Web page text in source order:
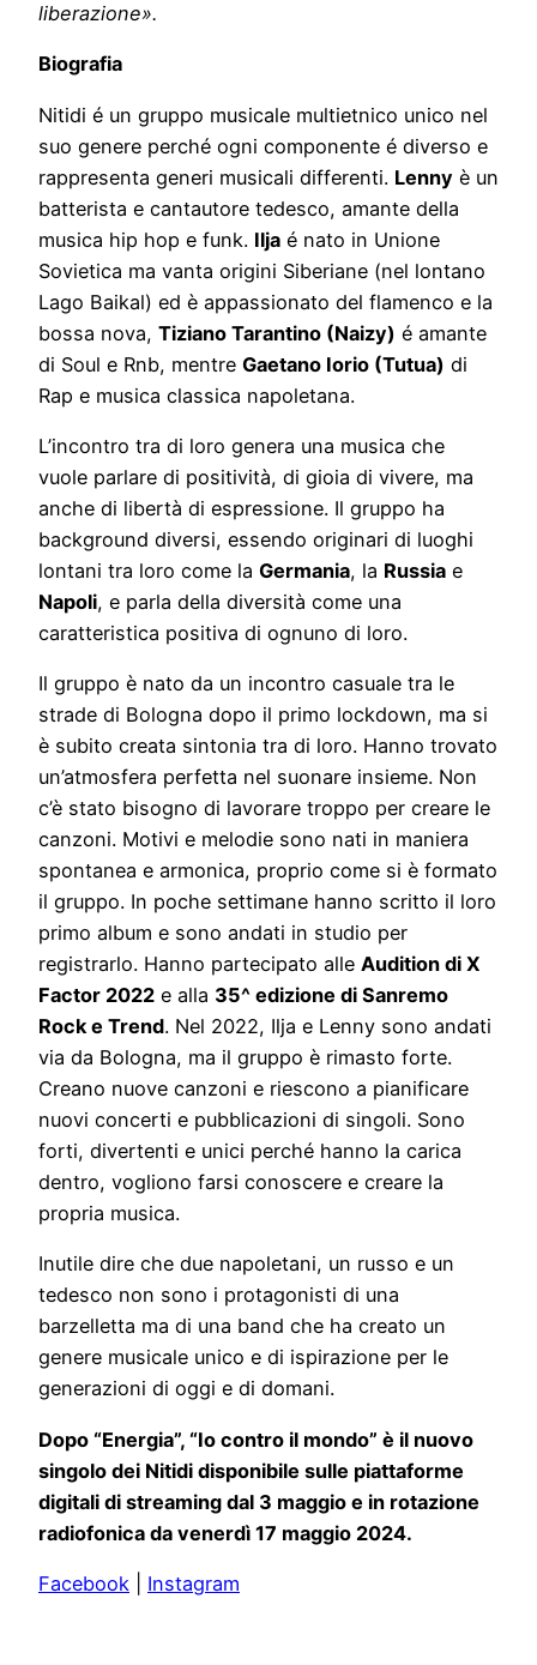
liberazione».
Biografia
Nitidi é un gruppo musicale multietnico unico nel
suo genere perché ogni componente é diverso e
rappresenta generi musicali differenti. Lenny è un
batterista e cantautore tedesco, amante della
musica hip hop e funk. Ilja é nato in Unione
Sovietica ma vanta origini Siberiane (nel lontano
Lago Baikal) ed è appassionato del flamenco e la
bossa nova, Tiziano Tarantino (Naizy) é amante
di Soul e Rnb, mentre Gaetano Iorio (Tutua) di
Rap e musica classica napoletana.
L’incontro tra di loro genera una musica che
vuole parlare di positività, di gioia di vivere, ma
anche di libertà di espressione. Il gruppo ha
background diversi, essendo originari di luoghi
lontani tra loro come la Germania, la Russia e
Napoli, e parla della diversità come una
caratteristica positiva di ognuno di loro.
Il gruppo è nato da un incontro casuale tra le
strade di Bologna dopo il primo lockdown, ma si
è subito creata sintonia tra di loro. Hanno trovato
un’atmosfera perfetta nel suonare insieme. Non
c’è stato bisogno di lavorare troppo per creare le
canzoni. Motivi e melodie sono nati in maniera
spontanea e armonica, proprio come si è formato
il gruppo. In poche settimane hanno scritto il loro
primo album e sono andati in studio per
registrarlo. Hanno partecipato alle Audition di X
Factor 2022 e alla 35^ edizione di Sanremo
Rock e Trend. Nel 2022, Ilja e Lenny sono andati
via da Bologna, ma il gruppo è rimasto forte.
Creano nuove canzoni e riescono a pianificare
nuovi concerti e pubblicazioni di singoli. Sono
forti, divertenti e unici perché hanno la carica
dentro, vogliono farsi conoscere e creare la
propria musica.
Inutile dire che due napoletani, un russo e un
tedesco non sono i protagonisti di una
barzelletta ma di una band che ha creato un
genere musicale unico e di ispirazione per le
generazioni di oggi e di domani.
Dopo “Energia”, “Io contro il mondo” è il nuovo
singolo dei Nitidi disponibile sulle piattaforme
digitali di streaming dal 3 maggio e in rotazione
radiofonica da venerdì 17 maggio 2024.
Facebook Instagram